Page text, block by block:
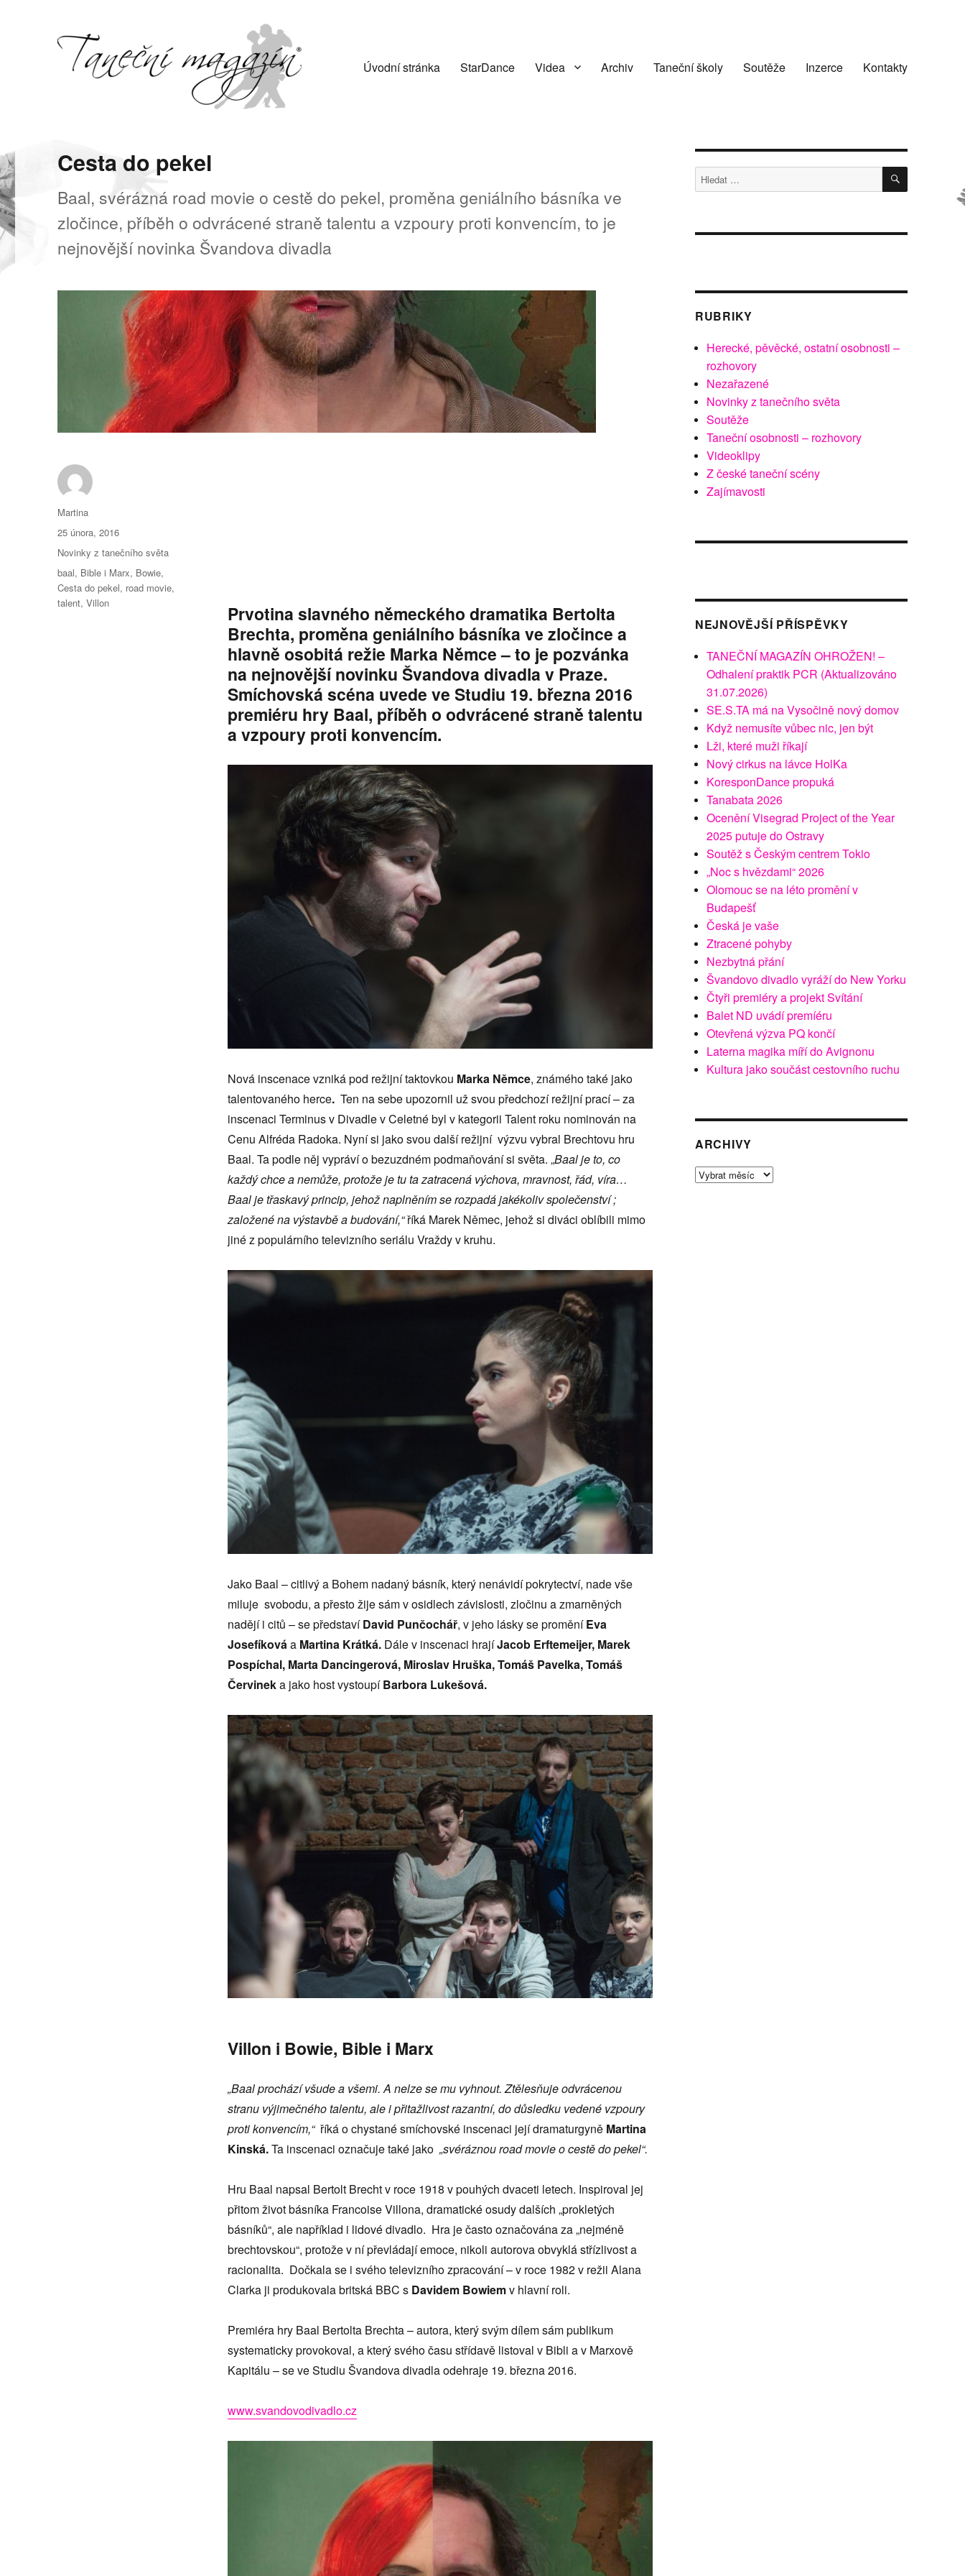
Úvodní stránka StarDance Videa Archiv Taneční školy Soutěže Inzerce Kontakty
Cesta do pekel
Baal, svérázná road movie o cestě do pekel, proměna geniálního básníka ve
zločince, příběh o odvrácené straně talentu a vzpoury proti konvencím, to je
nejnovější novinka Švandova divadla
Prvotina slavného německého dramatika Bertolta
Brechta, proměna geniálního básníka ve zločince a
hlavně osobitá režie Marka Němce – to je pozvánka
na nejnovější novinku Švandova divadla v Praze.
Smíchovská scéna uvede ve Studiu 19. března 2016
premiéru hry Baal, příběh o odvrácené straně talentu
a vzpoury proti konvencím.
Nová inscenace vzniká pod režijní taktovkou Marka Němce, známého také jako
talentovaného herce.Ten na sebe upozornil už svou předchozí režijní prací – za
inscenaci Terminus v Divadle v Celetné byl v kategorii Talent roku nominován na
Cenu Alfréda Radoka. Nyní si jako svou další režijní výzvu vybral Brechtovu hru
Baal. Ta podle něj vypráví o bezuzdném podmaňování si světa. „Baal je to, co
každý chce a nemůže, protože je tu ta zatracená výchova, mravnost, řád, víra…
Baal je třaskavý princip, jehož naplněním se rozpadá jakékoliv společenství ;
založené na výstavbě a budování,“říká Marek Němec, jehož si diváci oblíbili mimo
jiné z populárního televizního seriálu Vraždy v kruhu.
Jako Baal – citlivý a Bohem nadaný básník, který nenávidí pokrytectví, nade vše
miluje svobodu, a přesto žije sám v osidlech závislosti, zločinu a zmarněných
nadějí i citů – se představíDavid Punčochář, v jeho lásky se proměníEva
Josefíková aMartina Krátká. Dále v inscenaci hrajíJacob Erftemeijer, Marek
Pospíchal, Marta Dancingerová, Miroslav Hruška, Tomáš Pavelka, Tomáš
Červineka jako host vystoupíBarbora Lukešová.
Villon i Bowie, Bible i Marx
„Baal prochází všude a všemi. A nelze se mu vyhnout. Ztělesňuje odvrácenou
stranu výjimečného talentu, ale i přitažlivost razantní, do důsledku vedené vzpoury
proti konvencím,“ říká o chystané smíchovské inscenaci její dramaturgyně Martina
Kinská.Ta inscenaci označuje také jako „svéráznou road movie o cestě do pekel“.
Hru Baal napsal Bertolt Brecht v roce 1918 v pouhých dvaceti letech. Inspiroval jej
přitom život básníka Francoise Villona, dramatické osudy dalších „prokletých
básníků“, ale například i lidové divadlo. Hra je často označována za „nejméně
brechtovskou“, protože v ní převládají emoce, nikoli autorova obvyklá střízlivost a
racionalita. Dočkala se i svého televizního zpracování – v roce 1982 v režii Alana
Clarka ji produkovala britská BBC s Davidem Bowiemv hlavní roli.
Premiéra hry Baal Bertolta Brechta – autora, který svým dílem sám publikum
systematicky provokoval, a který svého času střídavě listoval v Bibli a v Marxově
Kapitálu – se ve Studiu Švandova divadla odehraje 19. března 2016.
www.svandovodivadlo.cz
Autor:
Martina
Publikováno:
25 února, 2016
Rubriky:
Novinky z tanečního světa
Štítky:
baal, Bible i Marx, Bowie,
Cesta do pekel, road movie,
talent,Villon
Hledat: HLEDÁNÍ
RUBRIKY
Herecké, pěvěcké, ostatní osobnosti –
rozhovory
Nezařazené
Novinky z tanečního světa
Soutěže
Taneční osobnosti – rozhovory
Videoklipy
Z české taneční scény
Zajímavosti
NEJNOVĚJŠÍ PŘÍSPĚVKY
TANEČNÍ MAGAZÍN OHROŽEN! –
Odhalení praktik PCR (Aktualizováno
31.07.2026)
SE.S.TA má na Vysočině nový domov
Když nemusíte vůbec nic, jen být
Lži, které muži říkají
Nový cirkus na lávce HolKa
KoresponDance propuká
Tanabata 2026
Ocenění Visegrad Project of the Year
2025 putuje do Ostravy
Soutěž s Českým centrem Tokio
„Noc s hvězdami“ 2026
Olomouc se na léto promění v
Budapešť
Česká je vaše
Ztracené pohyby
Nezbytná přání
Švandovo divadlo vyráží do New Yorku
Čtyři premiéry a projekt Svítání
Balet ND uvádí premíéru
Otevřená výzva PQ končí
Laterna magika míří do Avignonu
Kultura jako součást cestovního ruchu
ARCHIVY
Archivy